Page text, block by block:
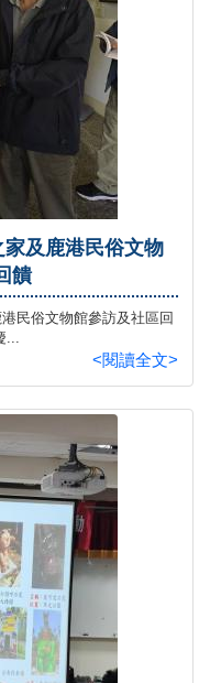
及鹿港民俗文物
饋
民俗文物館參訪及社區回
<閱讀全文>